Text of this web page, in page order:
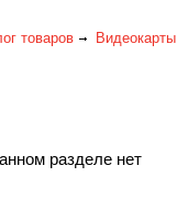
товаров Видеокарты
разделе нет